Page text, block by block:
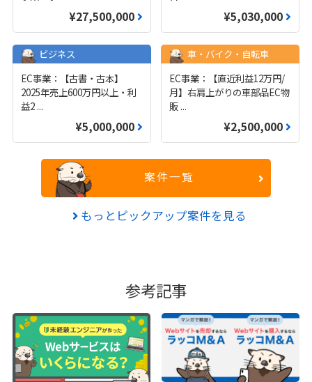
¥27,500,000 ¥5,030,000
ビジネス
EC事業：【古書・古本】
2025年売上600万円以上・利
益2 ...
¥5,000,000
車・バイク・自転車
EC事業：【直近利益12万円/
月】右肩上がりの車部品EC物
販 ...
¥2,500,000
案件一覧
もっとピックアップ案件を見る
参考記事